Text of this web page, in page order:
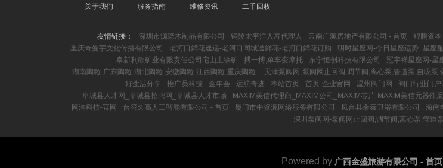
关于我们 服务指南 维修资讯 二手回收
友情链接： 深圳市源隆木制品有限公司 铜陵太平洋人寿代理人 云南广源房地产有限公司 - 首页 鲲鹏资
重庆奇曼宇文化传播有限公司
老河口鲜花速递-老河口同城送鲜花-老河口鲜花订购 明时星座网-今日星座运势_星座
阜新利欣矿业有限责任公司宅山土铁矿
搏一搏,单车变摩托 东宁恒创科技有限公司 冠宇祥星座网-星
湖南陶粒-广东陶粒-湖北陶粒-安徽陶粒-江西陶粒-重庆陶粒-
天津泵阀网-泵阀网止回阀,调节阀,离心泵,管道泵,自吸泵,
好生活分享
推广员科技 金年会 远航奇迹 - 本站首页 首页-企业官网 温州阀门网 - 阀门行业门户
阜城县人才网_阜城县招聘网_阜城县人才市场
MAXIM美信代理商_MAXIM公司_MAXIM芯片-MAXIM美信元器件
网淘科技-官网
台湾久高人工智能有限公司 - 首页 厦门市中资源网络服务有限公司 凤台县余泰卫浴有限公司 海南
深圳泵阀网-泵阀网止回阀,调节阀,离心泵,管道
Powered by 广西金盛旅游有限公司 - 首页